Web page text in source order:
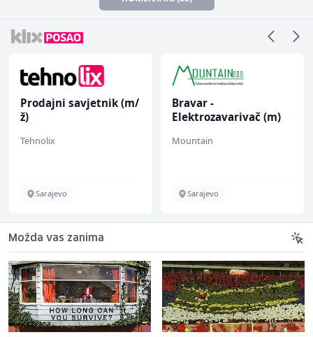
Prodajni savjetnik (m/
ž)
Tehnolix
Sarajevo
Bravar -
Elektrozavarivač (m)
Mountain
Sarajevo
Možda vas zanima